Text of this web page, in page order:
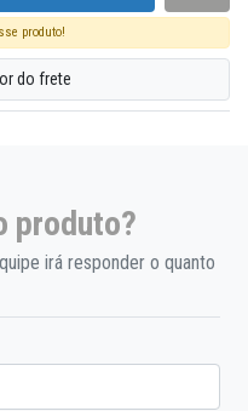
produto!
do frete
produto?
irá responder o quanto